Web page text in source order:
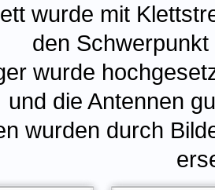
wurde mit
den
wurde
und die Antennen
wurden durch